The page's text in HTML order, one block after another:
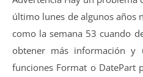
último lunes de algunos años
como la semana 53 cuando
obtener más información y
funciones Format o DatePart